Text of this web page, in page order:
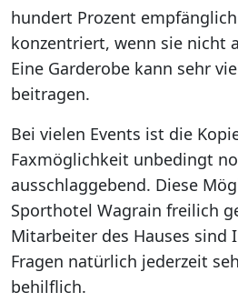
hundert Prozent
konzentriert, wenn sie nicht
Eine Garderobe kann sehr
beitragen.
Bei vielen Events ist die
Faxmöglichkeit unbedingt
ausschlaggebend. Diese
Sporthotel Wagrain freilich
Mitarbeiter des Hauses sind
Fragen natürlich jederzeit
behilflich.